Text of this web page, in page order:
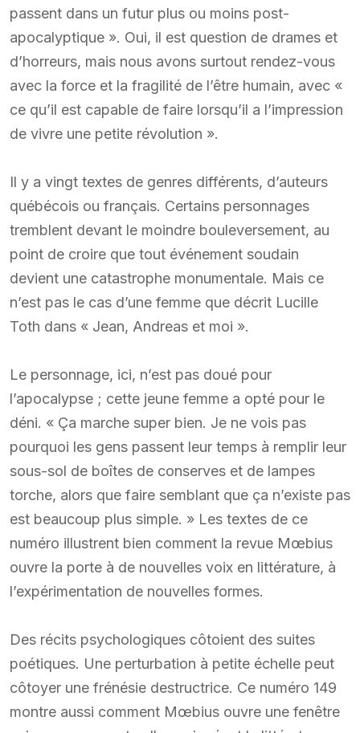
passent dans un futur plus ou moins post-
apocalyptique ». Oui, il est question de drames et
d’horreurs, mais nous avons surtout rendez-vous
avec la force et la fragilité de l’être humain, avec «
ce qu’il est capable de faire lorsqu’il a l’impression
de vivre une petite révolution ».
Il y a vingt textes de genres différents, d’auteurs
québécois ou français. Certains personnages
tremblent devant le moindre bouleversement, au
point de croire que tout événement soudain
devient une catastrophe monumentale. Mais ce
n’est pas le cas d’une femme que décrit Lucille
Toth dans « Jean, Andreas et moi ».
Le personnage, ici, n’est pas doué pour
l’apocalypse ; cette jeune femme a opté pour le
déni. « Ça marche super bien. Je ne vois pas
pourquoi les gens passent leur temps à remplir leur
sous-sol de boîtes de conserves et de lampes
torche, alors que faire semblant que ça n’existe pas
est beaucoup plus simple. » Les textes de ce
numéro illustrent bien comment la revue Mœbius
ouvre la porte à de nouvelles voix en littérature, à
l’expérimentation de nouvelles formes.
Des récits psychologiques côtoient des suites
poétiques. Une perturbation à petite échelle peut
côtoyer une frénésie destructrice. Ce numéro 149
montre aussi comment Mœbius ouvre une fenêtre